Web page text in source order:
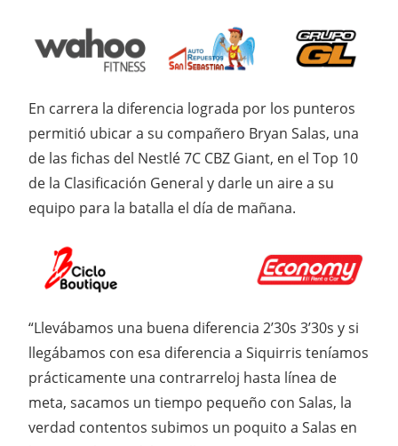
En carrera la diferencia lograda por los punteros
permitió ubicar a su compañero Bryan Salas, una
de las fichas del Nestlé 7C CBZ Giant, en el Top 10
de la Clasificación General y darle un aire a su
equipo para la batalla el día de mañana.
“Llevábamos una buena diferencia 2’30s 3’30s y si
llegábamos con esa diferencia a Siquirris teníamos
prácticamente una contrarreloj hasta línea de
meta, sacamos un tiempo pequeño con Salas, la
verdad contentos subimos un poquito a Salas en